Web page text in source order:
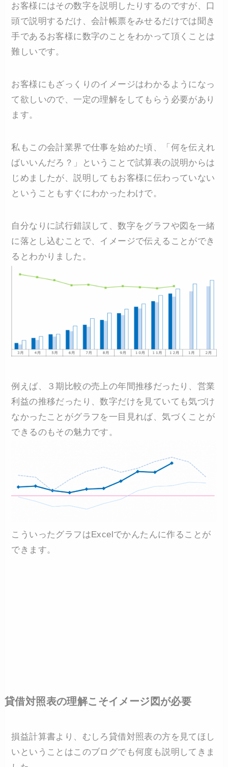
お客様にはその数字を説明したりするのですが、口
頭で説明するだけ、会計帳票をみせるだけでは聞き
手であるお客様に数字のことをわかって頂くことは
難しいです。
お客様にもざっくりのイメージはわかるようになっ
て欲しいので、一定の理解をしてもらう必要があり
ます。
私もこの会計業界で仕事を始めた頃、「何を伝えれ
ばいいんだろ？」ということで試算表の説明からは
じめましたが、説明してもお客様に伝わっていない
ということもすぐにわかったわけで。
自分なりに試行錯誤して、数字をグラフや図を一緒
に落とし込むことで、イメージで伝えることができ
るとわかりました。
例えば、３期比較の売上の年間推移だったり、営業
利益の推移だったり、数字だけを見ていても気づけ
なかったことがグラフを一目見れば、気づくことが
できるのもその魅力です。
こういったグラフはExcelでかんたんに作ることが
できます。
貸借対照表の理解こそイメージ図が必要
損益計算書より、むしろ貸借対照表の方を見てほし
いということはこのブログでも何度も説明してきま